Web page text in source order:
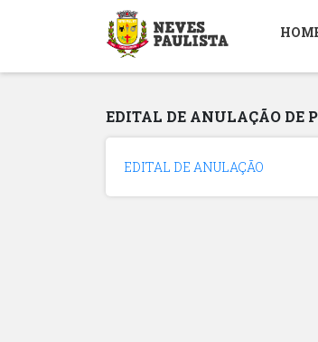
EDITAL DE ANULAÇÃO DE
EDITAL DE ANULAÇÃO